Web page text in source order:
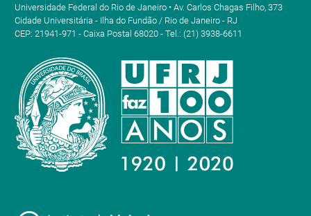
Universidade Federal do Rio de Janeiro • Av. Carlos Chagas Filho, 373
Cidade Universitária - Ilha do Fundão / Rio de Janeiro - RJ
CEP: 21941-971 - Caixa Postal 68020 - Tel.: (21) 3938-6611